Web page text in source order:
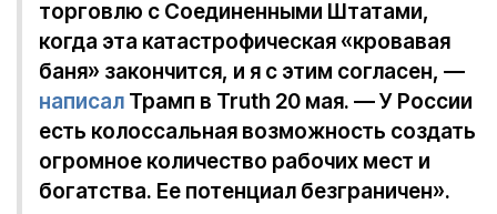
торговлю с Соединенными Штатами,
когда эта катастрофическая «кровавая
баня» закончится, и я с этим согласен, —
написал Трамп в Truth 20 мая. — У России
есть колоссальная возможность создать
огромное количество рабочих мест и
богатства. Ее потенциал безграничен».